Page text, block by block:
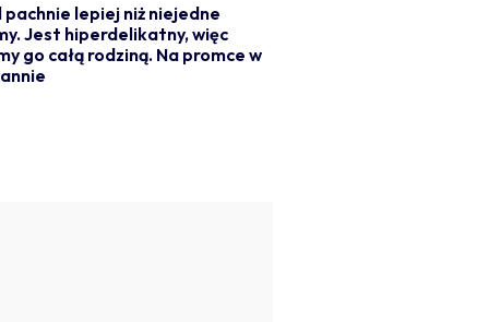
pachnie lepiej niż niejedne
Jest hiperdelikatny, więc
go całą rodziną. Na promce w